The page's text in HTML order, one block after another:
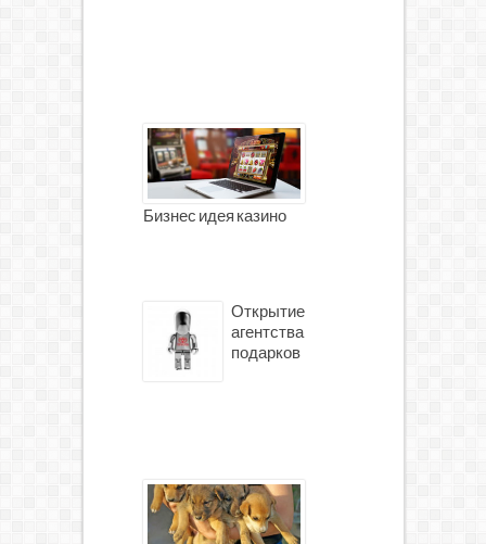
Бизнес идея казино
Открытие
агентства
подарков